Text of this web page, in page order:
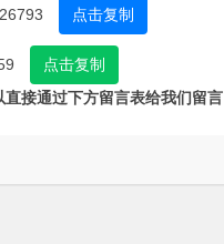
点击复制
点击复制
接通过下方留言表给我们留言